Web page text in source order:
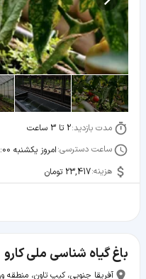
مدت بازدید:2 تا 3 ساعت
ساعت دسترسی:امروز یکشنبه 8:00 صبح تا 17:00
هزینه:23,417 تومان
باغ گیاه شناسی ملی کارو
آفریقا جنوبی، کیپ تاون،